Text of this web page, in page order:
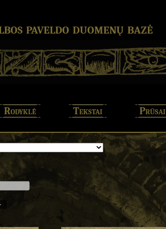
paveldo duomenų bazė
Rodyklė Tekstai Prūsai